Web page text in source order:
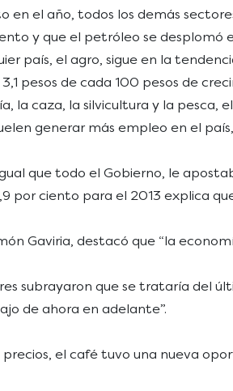
en el año, todos los demás
y que el petróleo se desplomó
país, el agro, sigue en la
pesos de cada 100 pesos de
la caza, la silvicultura y la pesca,
generar más empleo en el
que todo el Gobierno, le
por ciento para el 2013 explica
Gaviria, destacó que “la
subrayaron que se trataría del
de ahora en adelante”.
el café tuvo una nueva